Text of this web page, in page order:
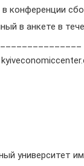
в конференции
в анкете в
университет